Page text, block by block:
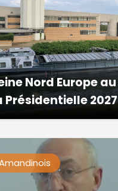
Nord Europe au
Présidentielle 2027